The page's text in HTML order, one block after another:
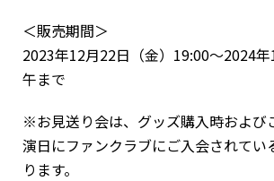
＜販売期間＞
2023年12月22日（金）19:00〜2024
午まで
※お見送り会は、グッズ購入時および
演日にファンクラブにご入会されてい
ります。